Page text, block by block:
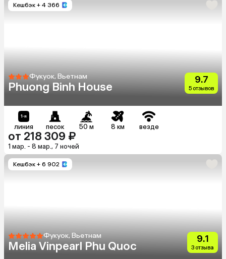
Кешбэк + 4 366
Фукуок, Вьетнам
Phuong Binh House
9.7
5 отзывов
линия песок 50 м 8 км везде
от 218 309 ₽
1 мар. - 8 мар., 7 ночей
Кешбэк + 6 902
Фукуок, Вьетнам
Melia Vinpearl Phu Quoc
9.1
3 отзыва